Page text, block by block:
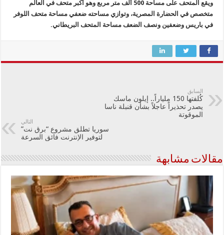
ويقع المتحف على مساحة 500 ألف متر مربع وهو أكبر متحف في العالم
متخصص في الحضارة المصرية، وتوازي مساحته ضعفي مساحة متحف اللوفر
في باريس وضعفين ونصف الضعف مساحة المتحف البريطاني.
السابق
كُلفتها 150 ملياراً.. إيلون ماسك
يصدر تحذيراً عاجلاً بشأن قنبلة ناسا
الموقوتة
التالي
سوريا تطلق مشروع “برق نت”
لتوفير الإنترنت فائق السرعة
مقالات مشابهة